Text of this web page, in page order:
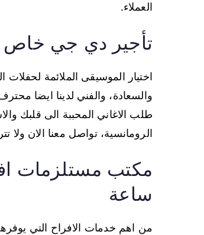
العملاء.
تأجير دي جي خاص
اختيار الموسيقى الملائمة
والسعادة، والفني لدينا ايضا
طلب الاغاني المحببة الى قلبك
الرومانسية، تواصل معنا الان ولا
ساعة
من اهم خدمات الافراح التي